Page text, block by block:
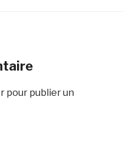
pour publier un